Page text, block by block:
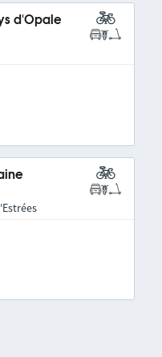
d'Opale